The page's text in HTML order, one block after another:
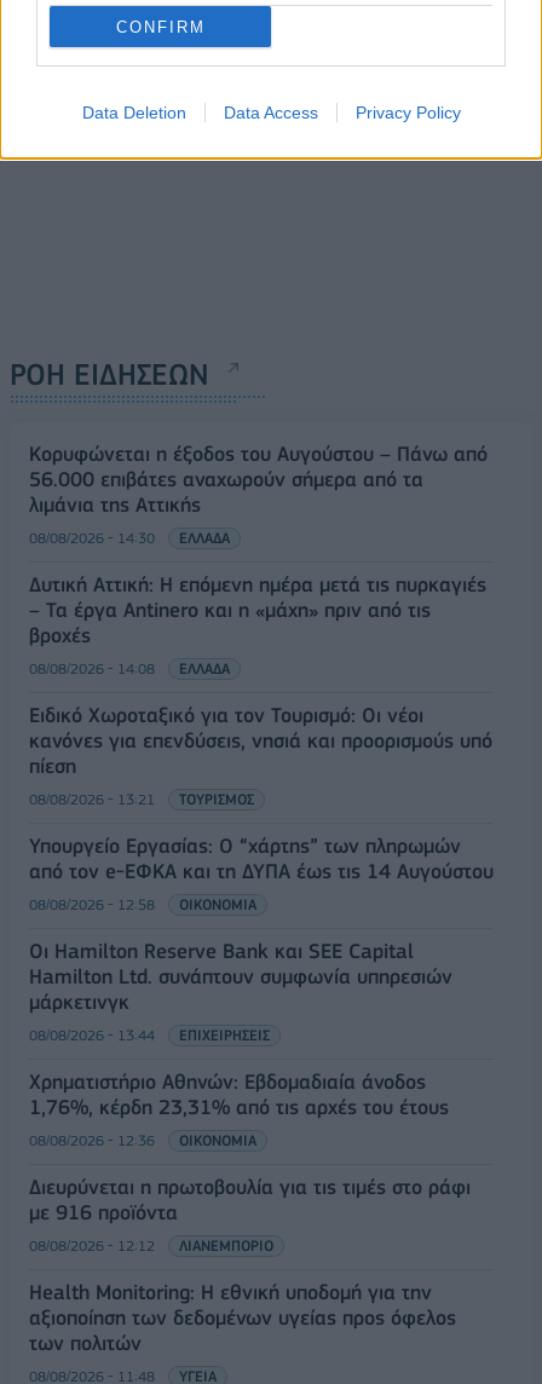
CONFIRM
Data Deletion Data Access Privacy Policy
ΡΟΗ ΕΙΔΗΣΕΩΝ
Κορυφώνεται η έξοδος του Αυγούστου – Πάνω από
56.000 επιβάτες αναχωρούν σήμερα από τα
λιμάνια της Αττικής
08/08/2026 - 14:30 ΕΛΛΑΔΑ
Δυτική Αττική: Η επόμενη ημέρα μετά τις πυρκαγιές
– Τα έργα Antinero και η «μάχη» πριν από τις
βροχές
08/08/2026 - 14:08 ΕΛΛΑΔΑ
Ειδικό Χωροταξικό για τον Τουρισμό: Οι νέοι
κανόνες για επενδύσεις, νησιά και προορισμούς υπό
πίεση
08/08/2026 - 13:21 ΤΟΥΡΙΣΜΟΣ
Υπουργείο Εργασίας: Ο “χάρτης” των πληρωμών
από τον e-ΕΦΚΑ και τη ΔΥΠΑ έως τις 14 Αυγούστου
08/08/2026 - 12:58 ΟΙΚΟΝΟΜΙΑ
Οι Hamilton Reserve Bank και SEE Capital
Hamilton Ltd. συνάπτουν συμφωνία υπηρεσιών
μάρκετινγκ
08/08/2026 - 13:44 ΕΠΙΧΕΙΡΗΣΕΙΣ
Χρηματιστήριο Αθηνών: Εβδομαδιαία άνοδος
1,76%, κέρδη 23,31% από τις αρχές του έτους
08/08/2026 - 12:36 ΟΙΚΟΝΟΜΙΑ
Διευρύνεται η πρωτοβουλία για τις τιμές στο ράφι
με 916 προϊόντα
08/08/2026 - 12:12 ΛΙΑΝΕΜΠΟΡΙΟ
Health Monitoring: Η εθνική υποδομή για την
αξιοποίηση των δεδομένων υγείας προς όφελος
των πολιτών
08/08/2026 - 11:48 ΥΓΕΙΑ